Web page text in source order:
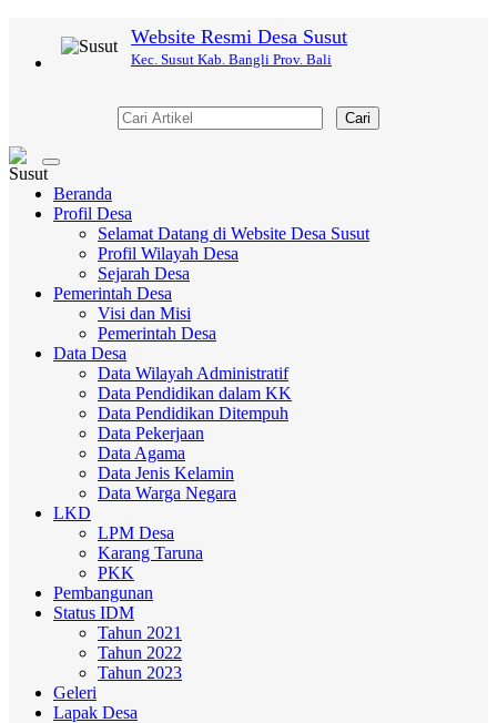
Website Resmi Desa Susut
Kec. Susut Kab. Bangli Prov. Bali
Cari
Toggle
navigation
Beranda
Profil Desa
Selamat Datang di Website Desa Susut
Profil Wilayah Desa
Sejarah Desa
Pemerintah Desa
Visi dan Misi
Pemerintah Desa
Data Desa
Data Wilayah Administratif
Data Pendidikan dalam KK
Data Pendidikan Ditempuh
Data Pekerjaan
Data Agama
Data Jenis Kelamin
Data Warga Negara
LKD
LPM Desa
Karang Taruna
PKK
Pembangunan
Status IDM
Tahun 2021
Tahun 2022
Tahun 2023
Geleri
Lapak Desa